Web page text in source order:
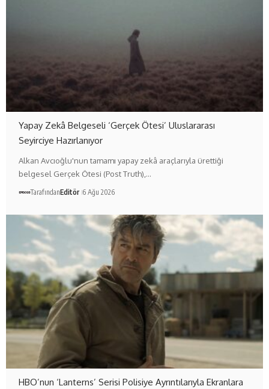
Yapay Zekâ Belgeseli ‘Gerçek Ötesi’ Uluslararası
Seyirciye Hazırlanıyor
Alkan Avcıoğlu'nun tamamı yapay zekâ araçlarıyla ürettiği
belgesel Gerçek Ötesi (Post Truth),…
TarafındanEditör 6 Ağu 2026
HBO’nun ‘Lanterns’ Serisi Polisiye Ayrıntılarıyla Ekranlara